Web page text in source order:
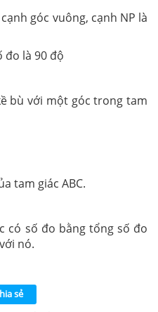
góc vuông, cạnh NP là
là 90 độ
bù với một góc trong tam
tam giác ABC.
có số đo bằng tổng số đo
nó.
sẻ